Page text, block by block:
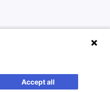
Accept all